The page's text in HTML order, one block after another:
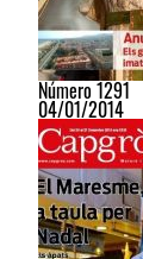
Número 1291
04/01/2014